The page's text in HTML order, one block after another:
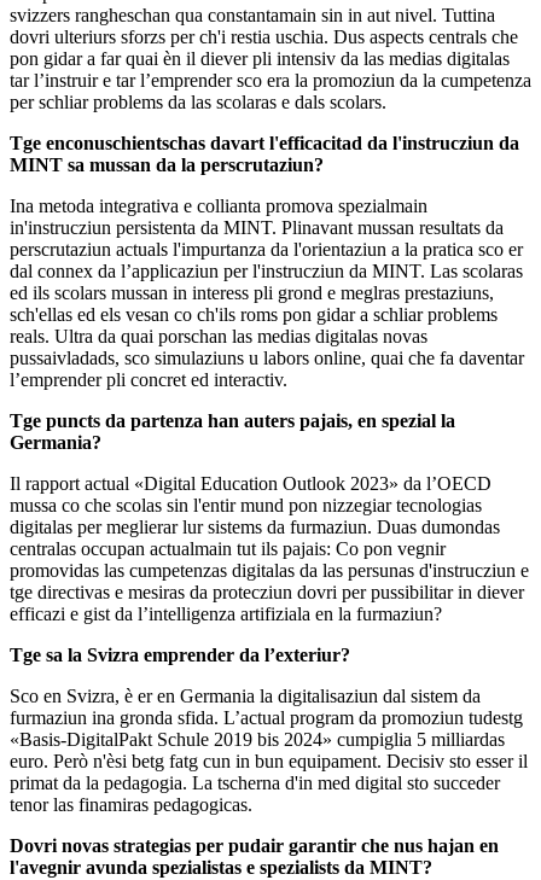
svizzers rangheschan qua constantamain sin in aut nivel. Tuttina
dovri ulteriurs sforzs per ch'i restia uschia. Dus aspects centrals che
pon gidar a far quai èn il diever pli intensiv da las medias digitalas
tar l’instruir e tar l’emprender sco era la promoziun da la cumpetenza
per schliar problems da las scolaras e dals scolars.
Tge enconuschientschas davart l'efficacitad da l'instrucziun da
MINT sa mussan da la perscrutaziun?
Ina metoda integrativa e collianta promova spezialmain
in'instrucziun persistenta da MINT. Plinavant mussan resultats da
perscrutaziun actuals l'impurtanza da l'orientaziun a la pratica sco er
dal connex da l’applicaziun per l'instrucziun da MINT. Las scolaras
ed ils scolars mussan in interess pli grond e meglras prestaziuns,
sch'ellas ed els vesan co ch'ils roms pon gidar a schliar problems
reals. Ultra da quai porschan las medias digitalas novas
pussaivladads, sco simulaziuns u labors online, quai che fa daventar
l’emprender pli concret ed interactiv.
Tge puncts da partenza han auters pajais, en spezial la
Germania?
Il rapport actual «Digital Education Outlook 2023» da l’OECD
mussa co che scolas sin l'entir mund pon nizzegiar tecnologias
digitalas per meglierar lur sistems da furmaziun. Duas dumondas
centralas occupan actualmain tut ils pajais: Co pon vegnir
promovidas las cumpetenzas digitalas da las persunas d'instrucziun e
tge directivas e mesiras da protecziun dovri per pussibilitar in diever
efficazi e gist da l’intelligenza artifiziala en la furmaziun?
Tge sa la Svizra emprender da l’exteriur?
Sco en Svizra, è er en Germania la digitalisaziun dal sistem da
furmaziun ina gronda sfida. L’actual program da promoziun tudestg
«Basis-DigitalPakt Schule 2019 bis 2024» cumpiglia 5 milliardas
euro. Però n'èsi betg fatg cun in bun equipament. Decisiv sto esser il
primat da la pedagogia. La tscherna d'in med digital sto succeder
tenor las finamiras pedagogicas.
Dovri novas strategias per pudair garantir che nus hajan en
l'avegnir avunda spezialistas e spezialists da MINT?